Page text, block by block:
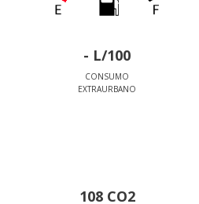
- L/100
CONSUMO
EXTRAURBANO
108 CO2